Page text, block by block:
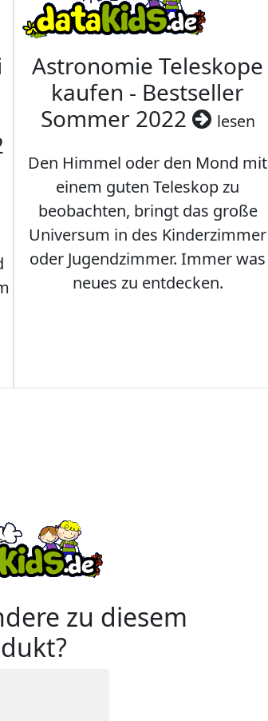
Astronomie Teleskope
kaufen - Bestseller
Sommer 2022
lesen
Den Himmel oder den Mond mit
einem guten Teleskop zu
beobachten, bringt das große
Universum in des Kinderzimmer
oder Jugendzimmer. Immer was
neues zu entdecken.
zu diesem